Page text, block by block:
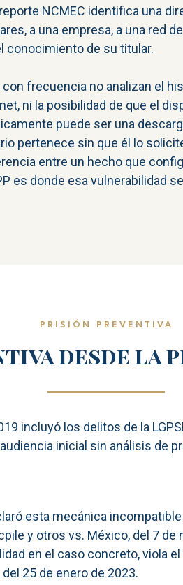
NCMEC identifica una
a una empresa, a una red
conocimiento de su titular.
frecuencia no analizan el
ni la posibilidad de que el
puede ser una
pertenece sin que él lo
entre un hecho que
es donde esa vulnerabilidad
PRISIÓN PREVENTIVA
desde la
incluyó los delitos de la
inicial sin análisis de
esta mecánica
y otros vs. México, del 7
en el caso concreto, viola
25 de enero de 2023.